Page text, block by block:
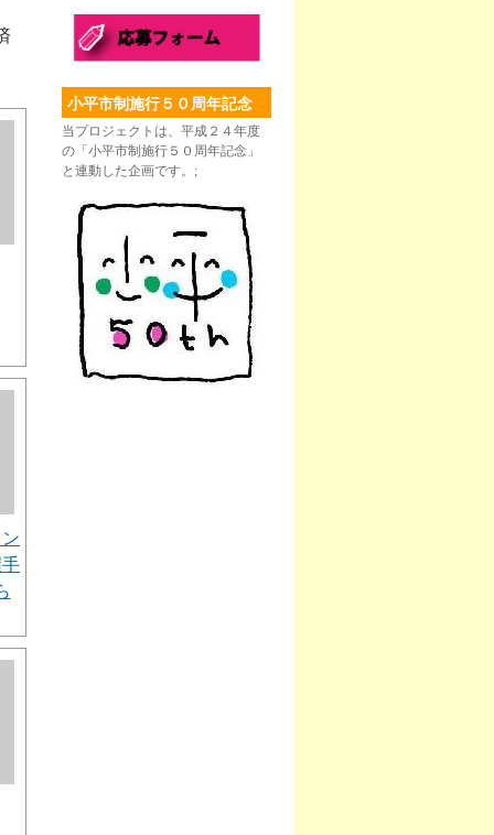
小平市制施行５０周年記念
当プロジェクトは、平成２４年度
の「小平市制施行５０周年記念」
と連動した企画です。;